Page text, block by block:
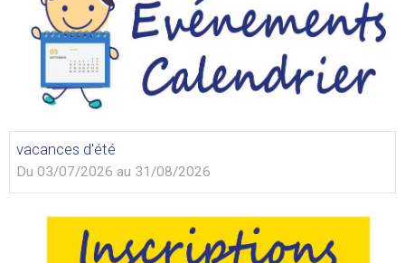
vacances d'été
Du 03/07/2026 au 31/08/2026